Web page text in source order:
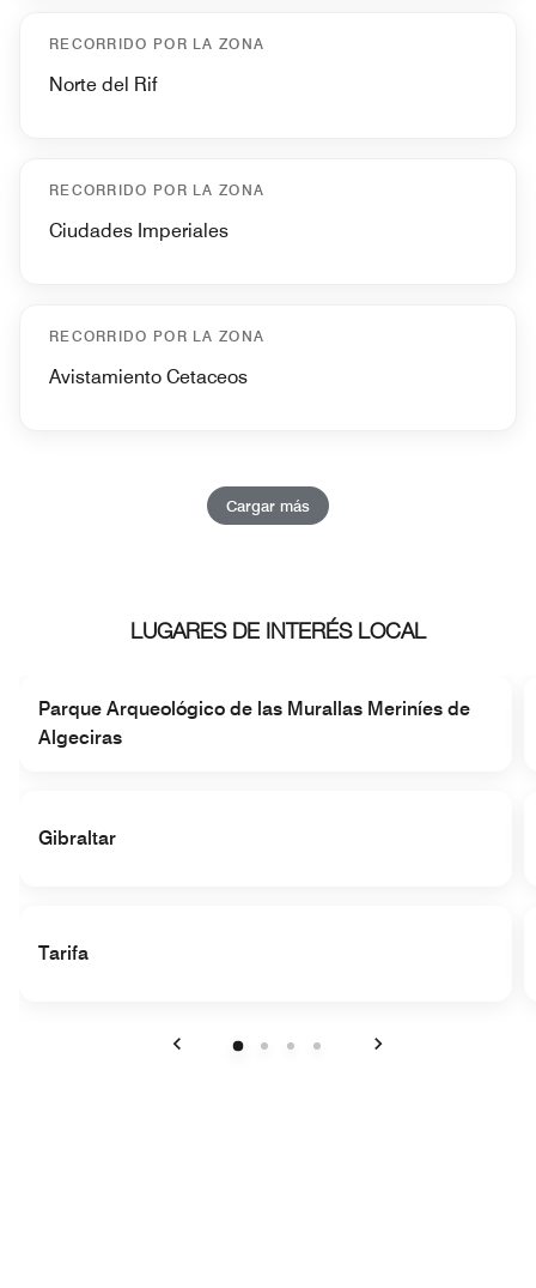
RECORRIDO POR LA ZONA
Norte del Rif
RECORRIDO POR LA ZONA
Ciudades Imperiales
RECORRIDO POR LA ZONA
Avistamiento Cetaceos
Cargar más
LUGARES DE INTERÉS LOCAL
Parque Arqueológico de las Murallas Meriníes de
Algeciras
Gibraltar
Tarifa